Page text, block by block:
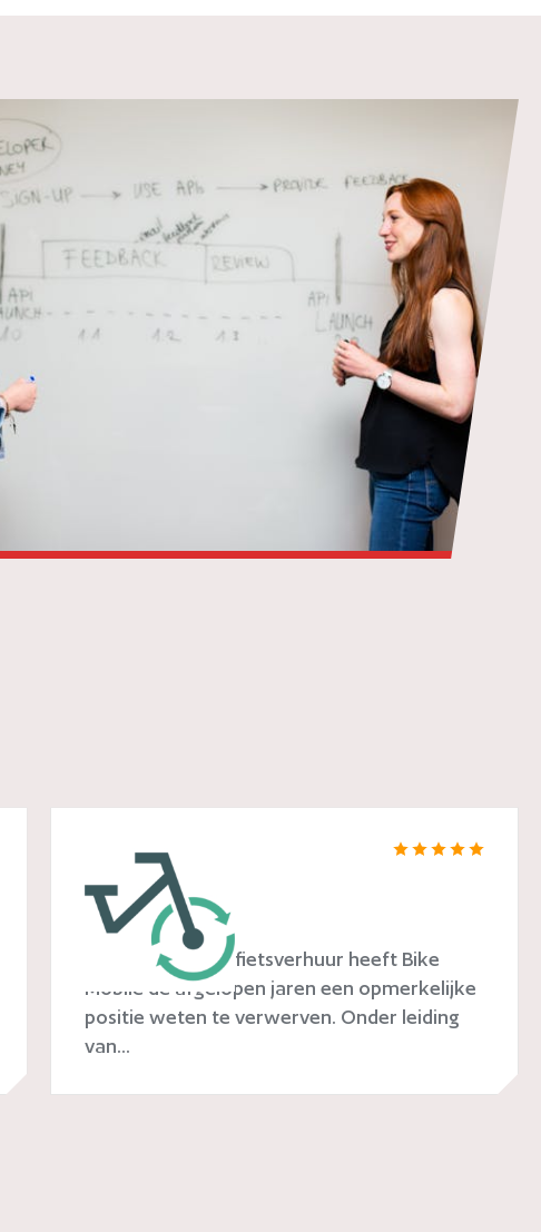
Bike Mobile
In de wereld van fietsverhuur heeft Bike
Mobile de afgelopen jaren een opmerkelijke
positie weten te verwerven. Onder leiding
van...